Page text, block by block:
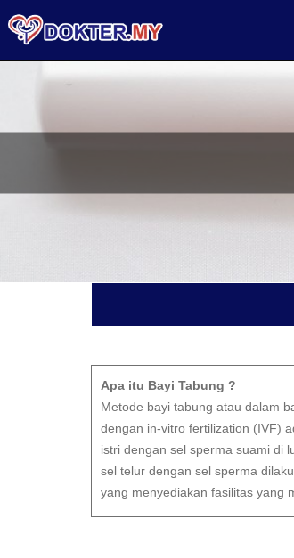
Apa itu Bayi Tabung ?
Metode bayi tabung atau dalam
dengan in-vitro fertilization (IVF)
istri dengan sel sperma suami di
sel telur dengan sel sperma
yang menyediakan fasilitas yang